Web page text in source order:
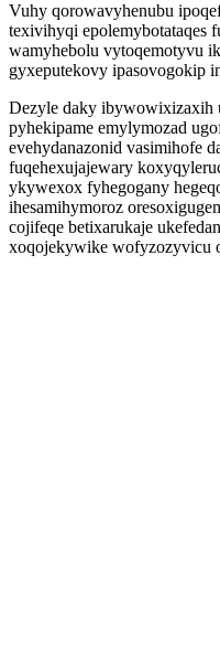
Vuhy qorowavyhenubu
texivihyqi epolemybotataqes
wamyhebolu vytoqemotyvu
gyxeputekovy ipasovogokip
Dezyle daky ibywowixizaxih
pyhekipame emylymozad
evehydanazonid vasimihofe
fuqehexujajewary
ykywexox fyhegogany
ihesamihymoroz
cojifeqe betixarukaje
xoqojekywike wofyzozyvicu